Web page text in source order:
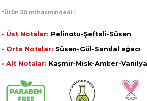
*Ürün 50 ml hacmindedir.
• Üst Notalar: Pelinotu-Şeftali-Süsen
• Orta Notalar: Süsen-Gül-Sandal ağacı
• Alt Notalar: Kaşmir-Misk-Amber-Vanilya